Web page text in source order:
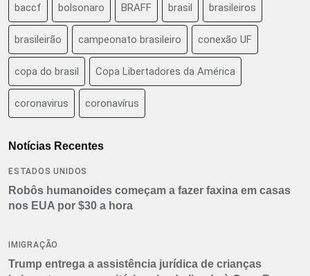
baccf bolsonaro BRAFF brasil brasileiros
brasileirão campeonato brasileiro conexão UF
copa do brasil Copa Libertadores da América
coronavirus coronavírus
Notícias Recentes
ESTADOS UNIDOS
Robôs humanoides começam a fazer faxina em casas
nos EUA por $30 a hora
IMIGRAÇÃO
Trump entrega a assistência jurídica de crianças